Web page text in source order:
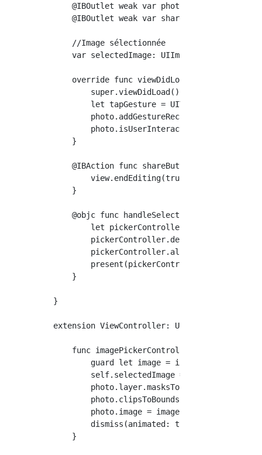
    @IBOutlet weak var photo: UIImageView!
@IBOutlet weak var shareButton:
    //Image sélectionnée
    var selectedImage: UIImage?
    override func viewDidLoad() {
        super.viewDidLoad()
let tapGesture =
photo.isUserInteractionEnabled =
    }
@IBAction func
        view.endEditing(true)
    }
    @objc func handleSelectPhoto() {
let pickerController =
        pickerController.delegate = self
pickerController.allowsEditing =
present(pickerController, animated:
    }
}
extension ViewController:
func imagePickerController(_ picker:
guard let image =
        self.selectedImage = image
        photo.layer.masksToBounds = true
        photo.clipsToBounds = true
        photo.image = image
dismiss(animated: true, completion:
    }